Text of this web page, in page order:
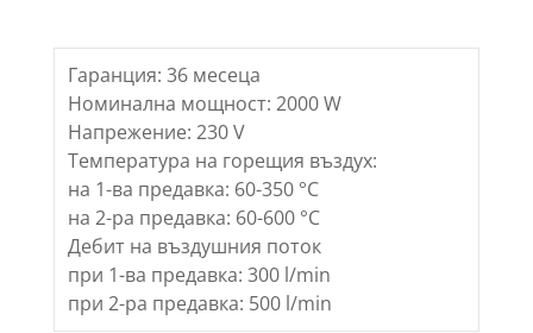
600
Гаранция: 36 месеца
Номинална мощност: 2000 W
Напрежение: 230 V
Температура на горещия въздух:
на 1-ва предавка: 60-350 °C
на 2-ра предавка: 60-600 °C
Дебит на въздушния поток
при 1-ва предавка: 300 l/min
при 2-ра предавка: 500 l/min